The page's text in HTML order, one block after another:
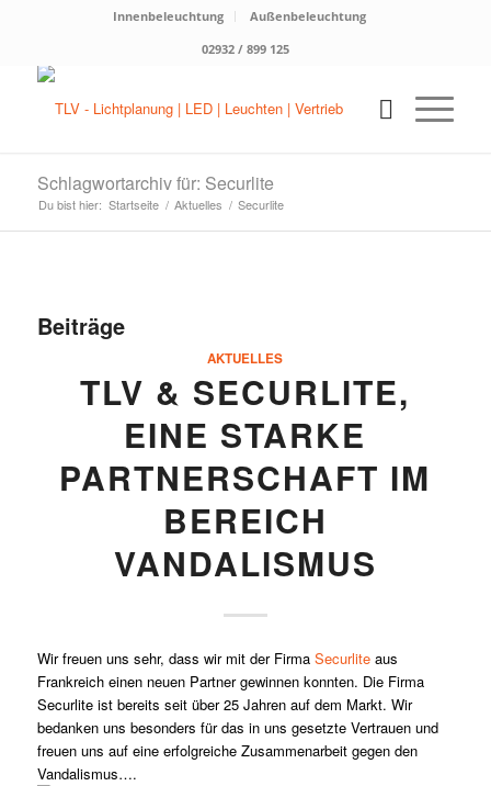
Innenbeleuchtung
Außenbeleuchtung
02932 / 899 125
Schlagwortarchiv für: Securlite
Du bist hier: Startseite / Aktuelles / Securlite
Beiträge
AKTUELLES
TLV & SECURLITE,
EINE STARKE
PARTNERSCHAFT IM
BEREICH
VANDALISMUS
Wir freuen uns sehr, dass wir mit der Firma Securliteaus
Frankreich einen neuen Partner gewinnen konnten. Die Firma
Securlite ist bereits seit über 25 Jahren auf dem Markt. Wir
bedanken uns besonders für das in uns gesetzte Vertrauen und
freuen uns auf eine erfolgreiche Zusammenarbeit gegen den
Vandalismus….